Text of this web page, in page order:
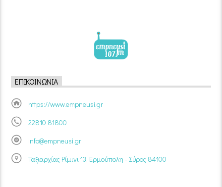
ΕΠΙΚΟΙΝΩΝΊΑ
https://www.empneusi.gr
22810 81800
info@empneusi.gr
Ταξιαρχίας Ρίμινι 13, Ερμούπολη - Σύρος 84100